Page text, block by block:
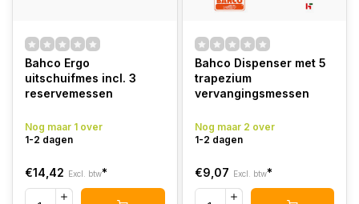
Bahco Ergo
uitschuifmes incl. 3
reservemessen
Nog maar 1 over
1-2 dagen
€14,42 Excl. btw*
Bahco Dispenser met 5
trapezium
vervangingsmessen
Nog maar 2 over
1-2 dagen
€9,07 Excl. btw*